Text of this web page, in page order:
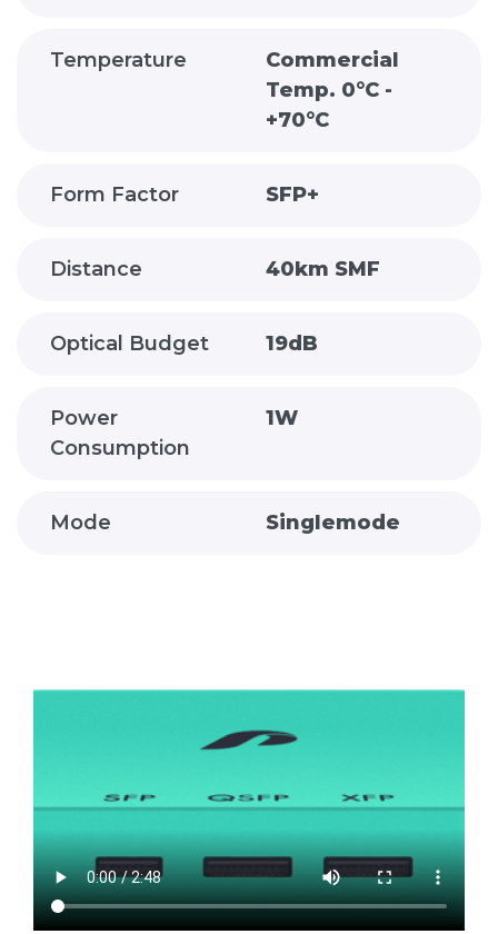
Temperature
Commercial
Temp. 0°C -
+70°C
Form Factor SFP+
Distance 40km SMF
Optical Budget 19dB
Power
Consumption
1W
Mode Singlemode